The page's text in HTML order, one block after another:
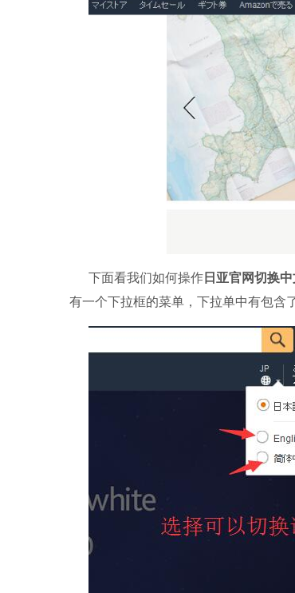
下面看我们如何操作 日亚官网切换
有一个下拉框的菜单，下拉单中有包含